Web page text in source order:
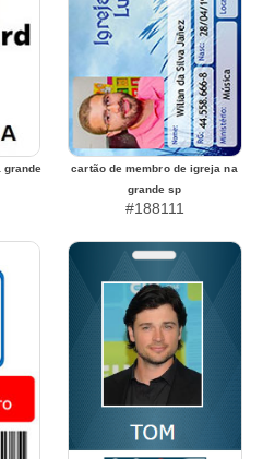
grande
cartão de membro de igreja na
grande sp
#188111